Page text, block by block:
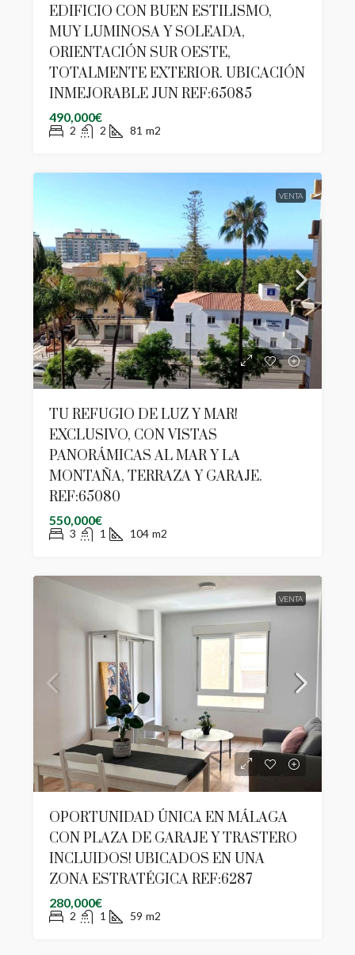
EDIFICIO CON BUEN ESTILISMO,
MUY LUMINOSA Y SOLEADA,
ORIENTACIÓN SUR OESTE,
TOTALMENTE EXTERIOR. UBICACIÓN
INMEJORABLE JUN REF:65085
490,000€
2 2 81 m2
VENTA
TU REFUGIO DE LUZ Y MAR!
EXCLUSIVO, CON VISTAS
PANORÁMICAS AL MAR Y LA
MONTAÑA, TERRAZA Y GARAJE.
REF:65080
550,000€
3 1 104 m2
VENTA
OPORTUNIDAD ÚNICA EN MÁLAGA
CON PLAZA DE GARAJE Y TRASTERO
INCLUIDOS! UBICADOS EN UNA
ZONA ESTRATÉGICA REF:6287
280,000€
2 1 59 m2